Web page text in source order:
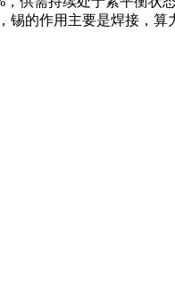
的作用主要是焊接，